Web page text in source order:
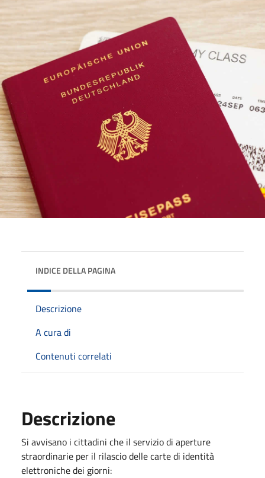
INDICE DELLA PAGINA
Descrizione
A cura di
Contenuti correlati
Descrizione
Si avvisano i cittadini che il servizio di aperture
straordinarie per il rilascio delle carte di identità
elettroniche dei giorni: